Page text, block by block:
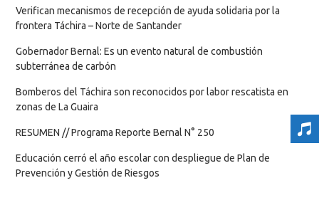
Verifican mecanismos de recepción de ayuda solidaria por la
frontera Táchira – Norte de Santander
Gobernador Bernal: Es un evento natural de combustión
subterránea de carbón
Bomberos del Táchira son reconocidos por labor rescatista en
zonas de La Guaira
RESUMEN // Programa Reporte Bernal N° 250
Educación cerró el año escolar con despliegue de Plan de
Prevención y Gestión de Riesgos